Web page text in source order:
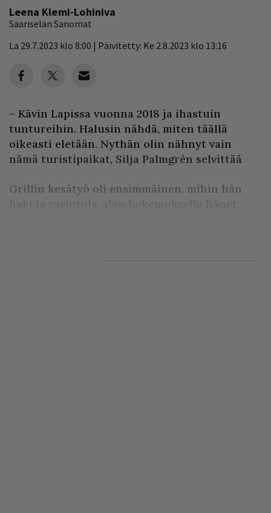
Leena Klemi-Lohiniva
Saariselän Sanomat
La 29.7.2023 klo 8:00 | Päivitetty: Ke 2.8.2023 klo 13:16
– Kävin Lapissa vuonna 2018 ja ihastuin
tuntureihin. Halusin nähdä, miten täällä
oikeasti eletään. Nythän olin nähnyt vain
nämä turistipaikat, Silja Palmgrén selvittää
Grillin kesätyö oli ensimmäinen, mihin hän